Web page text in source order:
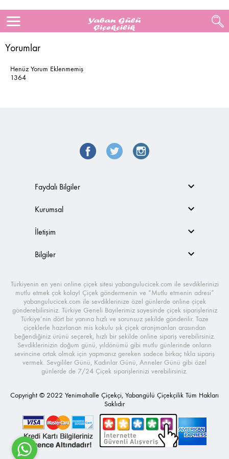
Yorumlar
Henüz Yorum Eklenmemiş
1364
Faydalı Bilgiler
Kurumsal
İletişim
Bilgiler
Türkiyenin en yeni online çiçek sitesi yabangulucicek.com ile sevdiklerinizi
mutlu etmek çok kolay! Çiçek göndermenin ve “Mutlu etmenin adresi”
yabangulucicek.com ile sevdiklerinize özel günlerde online çiçek
gönderebilirsiniz. Türkiye Geneli Bayilerimiz sayesinde çiçek siparişleriniz
Türkiye’nin dört bir yanına hızlı ve sorunsuz şekilde gönderilir. Taze
çiçeklerle hazırlanan mis kokulu şık çiçek aranjmanları arasından
beğendiğiniz ürünü seçerek, hızlı bir şekilde online sipariş verebilirsiniz.
Sevdiklerinizin doğum günü, yıldönümü gibi mutlu günlerinde onların
sevincine ortak olmak için yapmanız gereken sadece birkaç tıkla sipariş
vermek. Sevgililer Günü, Kadınlar Günü, Anneler Günü gibi özel
günlerde de 7/24 Çiçek siparişlerinizi verebilirsiniz.
Copyright © 2022 Yenimahalle Çiçekçi, Yabangülü Çiçekçilik Tüm Hakları
Saklıdır